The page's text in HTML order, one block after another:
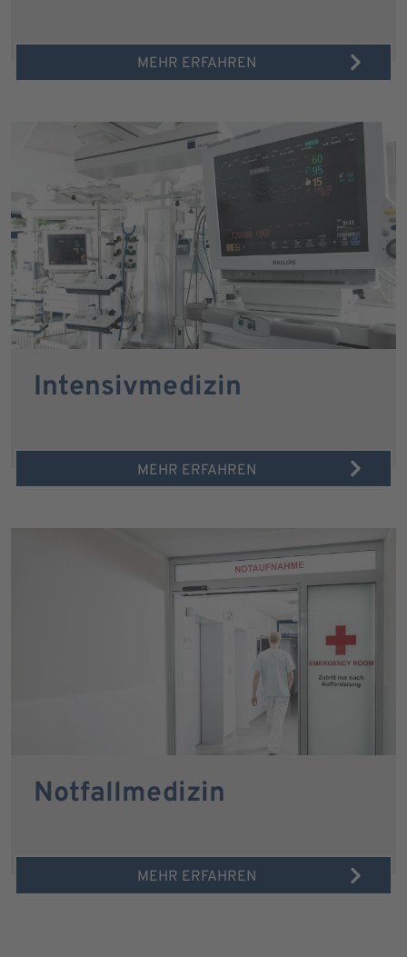
MEHR ERFAHREN
Intensivmedizin
MEHR ERFAHREN
Notfallmedizin
MEHR ERFAHREN